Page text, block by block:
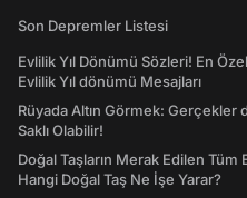
Son Depremler Listesi
Evlilik Yıl Dönümü Sözleri! En
Evlilik Yıl dönümü Mesajları
Rüyada Altın Görmek: Gerçekler
Saklı Olabilir!
Doğal Taşların Merak Edilen Tüm
Hangi Doğal Taş Ne İşe Yarar?